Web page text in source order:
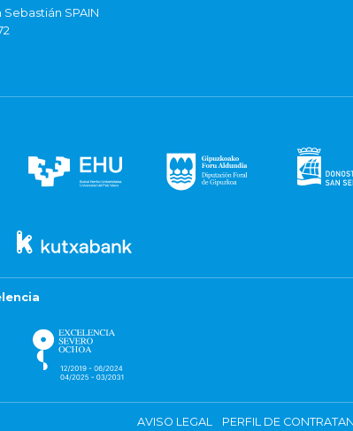
Sebastián SPAIN
AVISO LEGAL PERFIL DE